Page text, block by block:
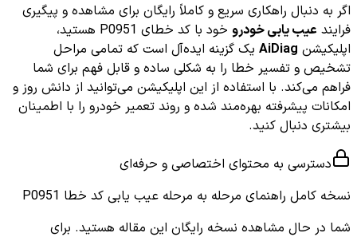
اگر به دنبال راهکاری سریع و کاملاً رایگان برای مشاهده و پیگیری
فرایند عیب یابی خودرو
خود با کد خطای P0951 هستید،
اپلیکیشن AiDiag یک گزینه ایده‌آل است که تمامی مراحل
تشخیص و تفسیر خطا را به شکلی ساده و قابل فهم برای شما
فراهم می‌کند. با استفاده از این اپلیکیشن می‌توانید از دانش روز و
امکانات پیشرفته بهره‌مند شده و روند تعمیر خودرو را با اطمینان
بیشتری دنبال کنید.
دسترسی به محتوای اختصاصی و حرفه‌ای
نسخه کامل راهنمای مرحله به مرحله عیب یابی کد خطا P0951
شما در حال مشاهده نسخه رایگان این مقاله هستید. برای